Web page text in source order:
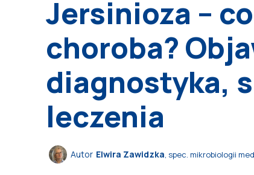
Jersinioza –
choroba?
diagnostyka,
leczenia
Autor Elwira Zawidzka, spec. mikrobiologii